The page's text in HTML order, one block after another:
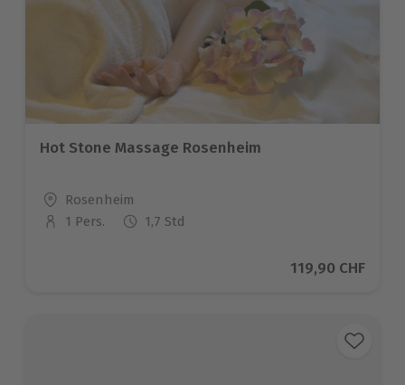
Hot Stone Massage Rosenheim
Standort
Rosenheim
Anzahl der Teilnehmer
1 Pers. 1,7 Std
Aktueller Preis
119,90 CHF